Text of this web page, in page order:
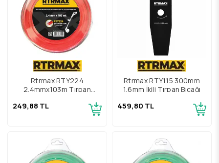
Rtrmax RTY224
2.4mmx103m Tırpan
249,88 TL
Rtrmax RTY115 300mm
1,6mm İkili Tırpan Bıçağı
459,80 TL